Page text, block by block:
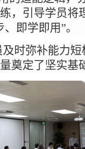
，引导学员将
即学即用”。
时弥补能力
奠定了坚实基